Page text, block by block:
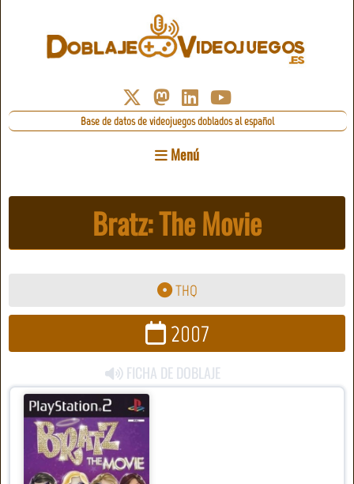
Base de datos de videojuegos doblados al español
Menú
Bratz: The Movie
THQ
2007
FICHA DE DOBLAJE